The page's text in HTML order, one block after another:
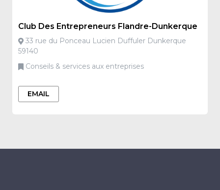
Club Des Entrepreneurs Flandre-Dunkerque
33 rue du Ponceau Lucien Duffuler Dunkerque
59140
Conseils & services aux entreprises
EMAIL